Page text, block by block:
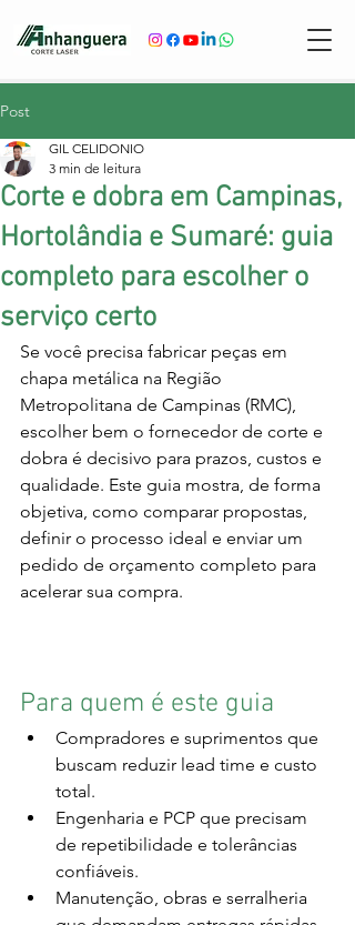
Post
Corte e dobra em Campinas,
Hortolândia e Sumaré: guia
completo para escolher o
serviço certo
GIL CELIDONIO
3 min de leitura
Se você precisa fabricar peças em
chapa metálica na Região
Metropolitana de Campinas (RMC),
escolher bem o fornecedor de corte e
dobra é decisivo para prazos, custos e
qualidade. Este guia mostra, de forma
objetiva, como comparar propostas,
definir o processo ideal e enviar um
pedido de orçamento completo para
acelerar sua compra.
Para quem é este guia
Compradores e suprimentos que
buscam reduzir lead time e custo
total.
Engenharia e PCP que precisam
de repetibilidade e tolerâncias
confiáveis.
Manutenção, obras e serralheria